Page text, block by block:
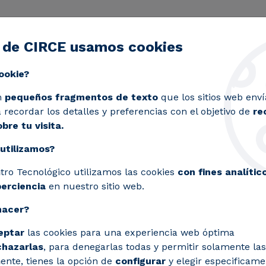
Servicios Laboratorios
semáforos inteligentes en Zaragoza con tecnología de
sistema pionero de
con tecnología
visión por computador para ajustar en
presencia de peatones, con el
CIRCE usamos cookies
pequeños fragmentos de textoque los sitios web
recordar los detalles y preferencias con el objetivo de
tu visita.
Tecnológico utilizamos las cookies con fines
en nuestro sitio web.
las cookies para una experiencia web óptima
, para denegarlas todas y permitir solamente
tienes la opción de configurary elegir